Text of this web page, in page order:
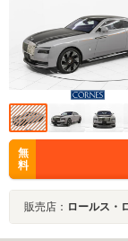
無
料
販売店： ロールス・